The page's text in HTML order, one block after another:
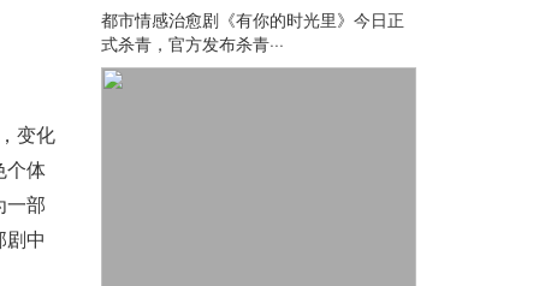
变化
个体
一部
剧中
都市情感治愈剧《有你的时光里》今日正
式杀青，官方发布杀青···